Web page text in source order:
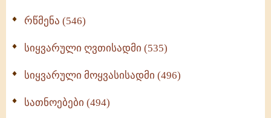
რწმენა (546)
სიყვარული ღვთისადმი (535)
სიყვარული მოყვასისადმი (496)
სათნოებები (494)